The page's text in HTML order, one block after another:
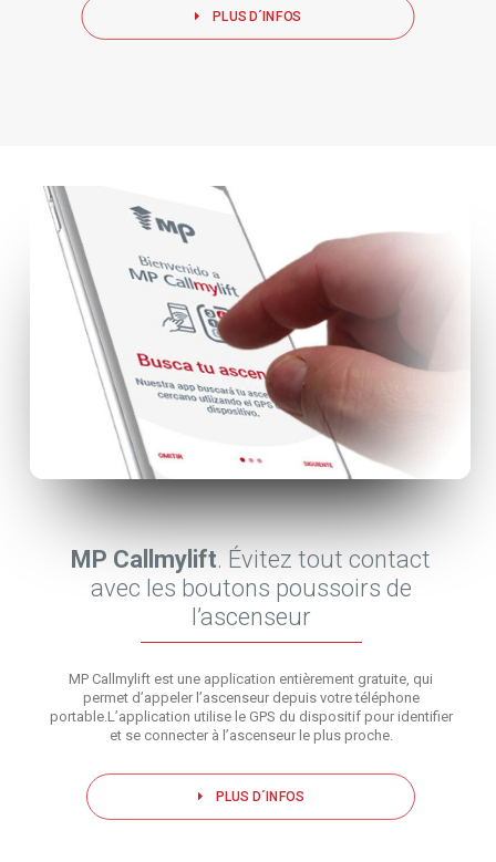
PLUS D´INFOS
MP Callmylift. Évitez tout contact
avec les boutons poussoirs de
l’ascenseur
MP Callmylift est une application entièrement gratuite, qui
permet d’appeler l’ascenseur depuis votre téléphone
portable.L’application utilise le GPS du dispositif pour identifier
et se connecter à l’ascenseur le plus proche.
PLUS D´INFOS